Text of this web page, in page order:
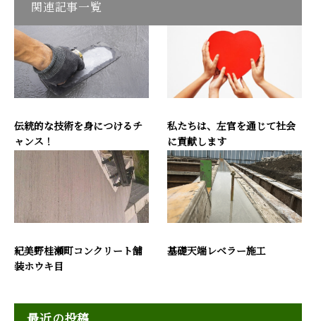
関連記事一覧
伝統的な技術を身につけるチ
ャンス！
私たちは、左官を通じて社会
に貢献します
紀美野桂瀬町コンクリート舗
装ホウキ目
基礎天端レベラー施工